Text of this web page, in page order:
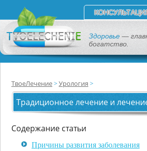
Здоровье —
богатство.
ТвоеЛечение Урология
Традиционное лечение и
Содержание статьи
Причины развития заболевания